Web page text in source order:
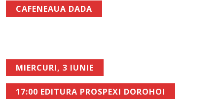
CAFENEAUA DADA
MIERCURI, 3 IUNIE
17:00 EDITURA PROSPEXI DOROHOI